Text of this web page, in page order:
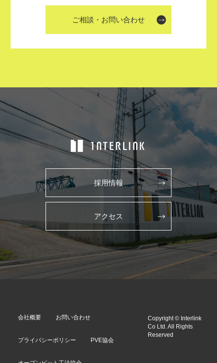
ご相談・お問い合わせ
採用情報
アクセス
会社概要 お問い合わせ
プライバシーポリシー PVE協会
Copyright © Interlink
Co Ltd. All Rights
Reserved